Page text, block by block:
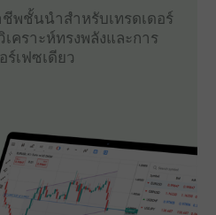
พชั้นนำสำหรับเทรดเดอร์
คราะห์ทรงพลังและการ
ร์เฟซเดียว